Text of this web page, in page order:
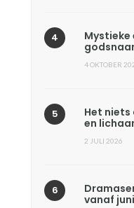
Mystieke
4 OKTOBER
Het
en
2 JULI 2026
vanaf